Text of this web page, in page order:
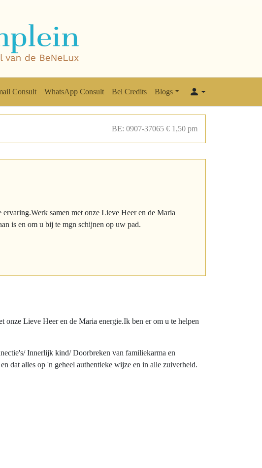
Consult WhatsApp Consult Bel Credits Blogs
BE: 0907-37065 € 1,50 pm
samen met onze Lieve Heer en de Maria
is en om u bij te mgn schijnen op uw pad.
onze Lieve Heer en de Maria energie.Ik ben er om u te helpen
Innerlijk kind/ Doorbreken van familiekarma en
dat alles op 'n geheel authentieke wijze en in alle zuiverheid.